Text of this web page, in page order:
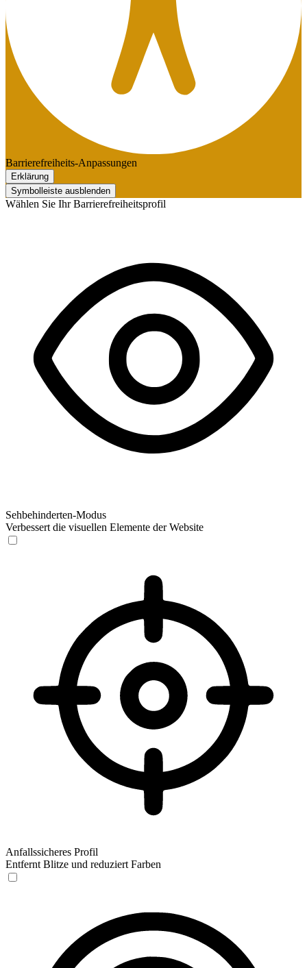
Barrierefreiheits-Anpassungen
Erklärung
Symbolleiste ausblenden
Wählen Sie Ihr Barrierefreiheitsprofil
Sehbehinderten-Modus
Verbessert die visuellen Elemente der Website
Anfallssicheres Profil
Entfernt Blitze und reduziert Farben